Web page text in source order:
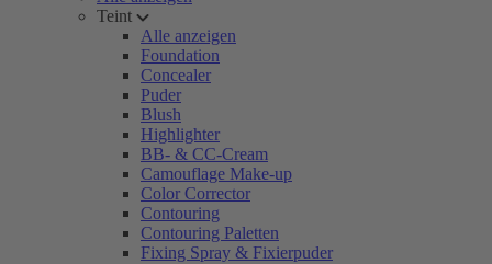
Teint
Alle anzeigen
Foundation
Concealer
Puder
Blush
Highlighter
BB- & CC-Cream
Camouflage Make-up
Color Corrector
Contouring
Contouring Paletten
Fixing Spray & Fixierpuder